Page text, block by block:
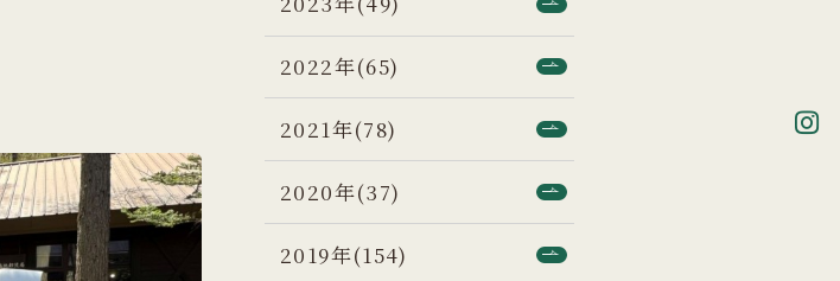
2022年(65)
2021年(78)
2020年(37)
2019年(154)